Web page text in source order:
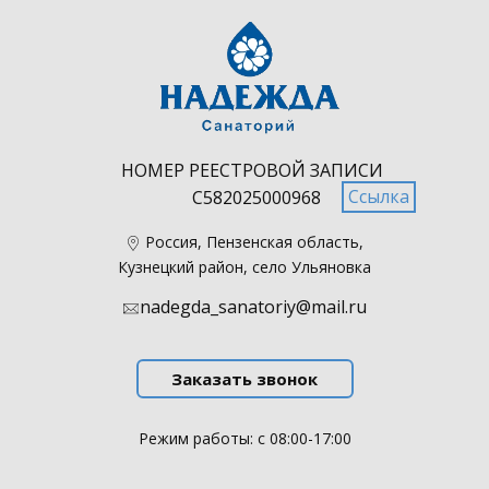
НОМЕР РЕЕСТРОВОЙ ЗАПИСИ
С582025000968
Ссылка
​Россия, Пензенская область,
Кузнецкий район, село Ульяновка
nadegda_sanatoriy@mail.ru
Заказать звонок
Режим работы: с 08:00-17:00